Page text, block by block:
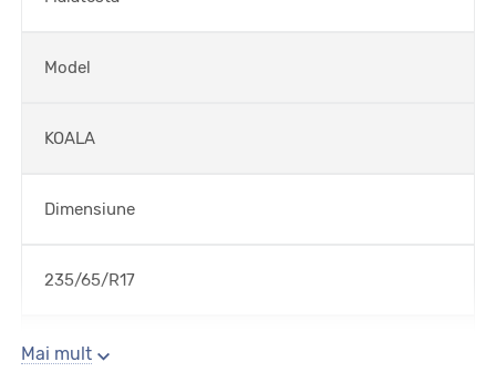
Model
KOALA
Dimensiune
235/65/R17
Sezon
Mai mult